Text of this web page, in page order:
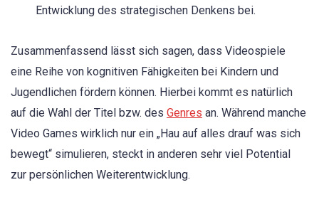
Entwicklung des strategischen Denkens bei.
Zusammenfassend lässt sich sagen, dass Videospiele
eine Reihe von kognitiven Fähigkeiten bei Kindern und
Jugendlichen fördern können. Hierbei kommt es natürlich
auf die Wahl der Titel bzw. des Genres an. Während manche
Video Games wirklich nur ein „Hau auf alles drauf was sich
bewegt“ simulieren, steckt in anderen sehr viel Potential
zur persönlichen Weiterentwicklung.